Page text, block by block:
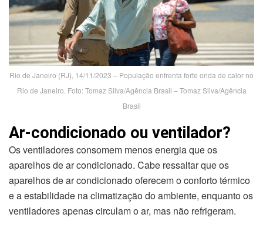
Rio de Janeiro (RJ), 14/11/2023 – População enfrenta forte onda de calor no
Rio de Janeiro. Foto: Tomaz Silva/Agência Brasil – Tomaz Silva/Agência
Brasil
Ar-condicionado ou ventilador?
Os ventiladores consomem menos energia que os
aparelhos de ar condicionado. Cabe ressaltar que os
aparelhos de ar condicionado oferecem o conforto térmico
e a estabilidade na climatização do ambiente, enquanto os
ventiladores apenas circulam o ar, mas não refrigeram.